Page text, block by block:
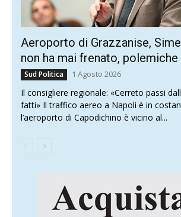
Aeroporto di Grazzanise,
non ha mai frenato,
Sud Politica 1 Agosto 2026
Il consigliere regionale: «Cerreto passi
fatti» Il traffico aereo a Napoli è in
l’aeroporto di Capodichino è vicino al...